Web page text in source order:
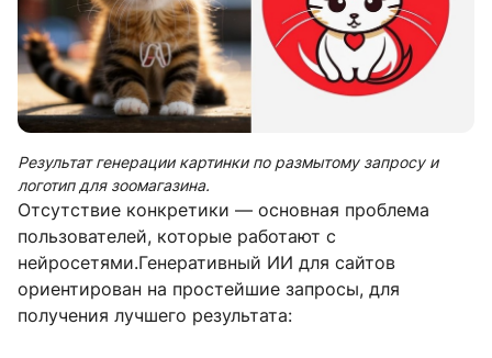
Результат генерации картинки по размытому запросу и
логотип для зоомагазина.
Отсутствие конкретики — основная проблема
пользователей, которые работают с
нейросетями.Генеративный ИИ для сайтов
ориентирован на простейшие запросы, для
получения лучшего результата: